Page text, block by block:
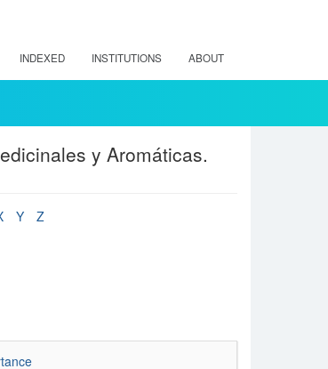
INDEXED INSTITUTIONS ABOUT
y Aromáticas.
Y
Z